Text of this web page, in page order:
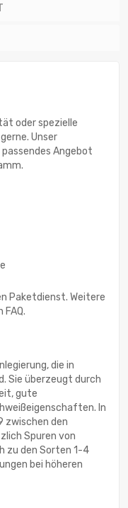
oder spezielle
Unser
Angebot
Paketdienst. Weitere
die in
Sie überzeugt durch
gute
In
zwischen den
Spuren von
zu den Sorten 1-4
bei höheren